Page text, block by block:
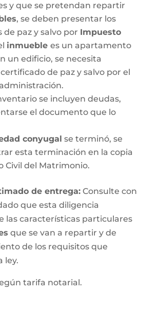
y que se pretendan repartir
, se deben presentar los
paz y salvo por Impuesto
inmueble es un apartamento
un edificio, se necesita
de paz y salvo por el
se incluyen deudas,
el documento que lo
conyugal se terminó, se
esta terminación en la copia
Civil del Matrimonio.
de entrega:Consulte con
que esta diligencia
las características particulares
que se van a repartir y de
de los requisitos que
ley.
tarifa notarial.